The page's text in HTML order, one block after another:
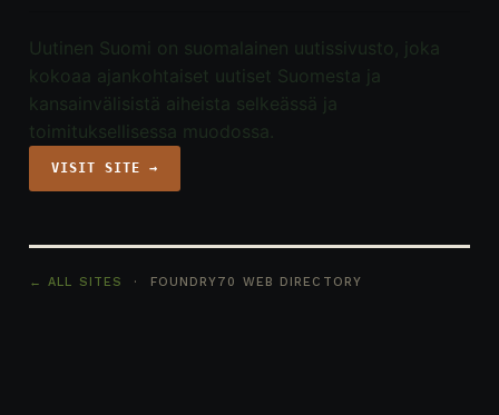
Uutinen Suomi on suomalainen uutissivusto, joka
kokoaa ajankohtaiset uutiset Suomesta ja
kansainvälisistä aiheista selkeässä ja
toimituksellisessa muodossa.
VISIT SITE →
← ALL SITES · FOUNDRY70 WEB DIRECTORY